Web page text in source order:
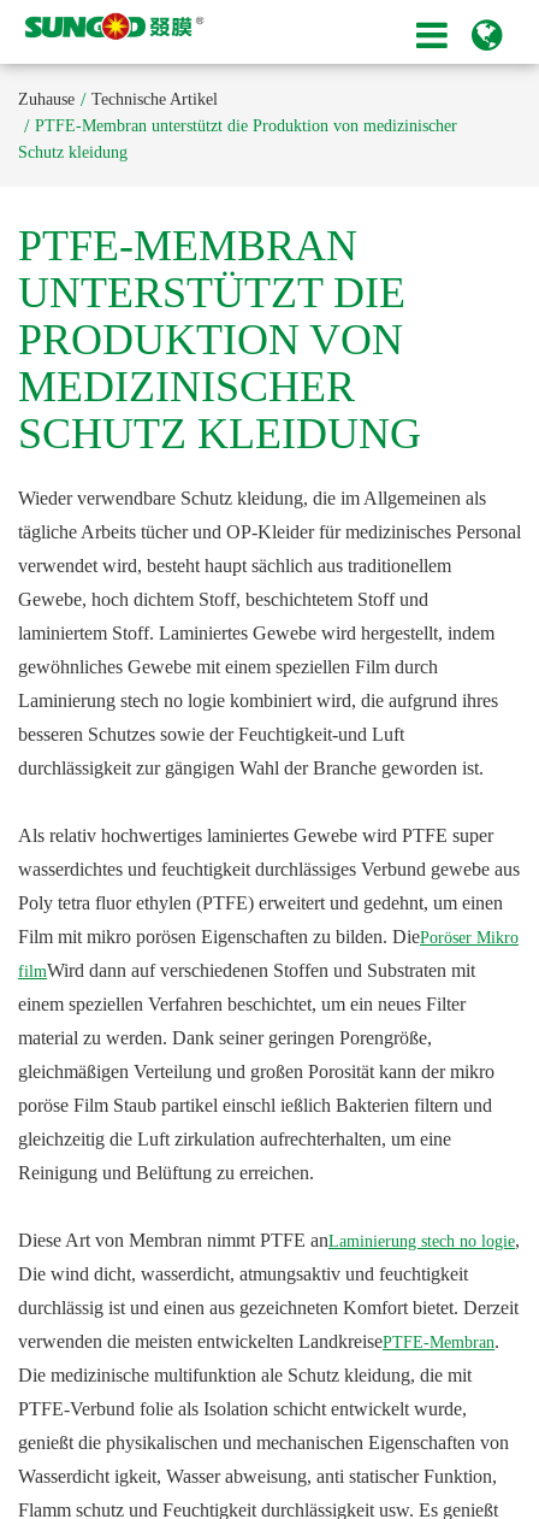
Zuhause
Technische Artikel
PTFE-Membran unterstützt die Produktion von medizinischer
Schutz kleidung
PTFE-MEMBRAN
UNTERSTÜTZT DIE
PRODUKTION VON
MEDIZINISCHER
SCHUTZ KLEIDUNG
Wieder verwendbare Schutz kleidung, die im Allgemeinen als
tägliche Arbeits tücher und OP-Kleider für medizinisches Personal
verwendet wird, besteht haupt sächlich aus traditionellem
Gewebe, hoch dichtem Stoff, beschichtetem Stoff und
laminiertem Stoff. Laminiertes Gewebe wird hergestellt, indem
gewöhnliches Gewebe mit einem speziellen Film durch
Laminierung stech no logie kombiniert wird, die aufgrund ihres
besseren Schutzes sowie der Feuchtigkeit-und Luft
durchlässigkeit zur gängigen Wahl der Branche geworden ist.
Als relativ hochwertiges laminiertes Gewebe wird PTFE super
wasserdichtes und feuchtigkeit durchlässiges Verbund gewebe aus
Poly tetra fluor ethylen (PTFE) erweitert und gedehnt, um einen
Film mit mikro porösen Eigenschaften zu bilden. DiePoröser Mikro
filmWird dann auf verschiedenen Stoffen und Substraten mit
einem speziellen Verfahren beschichtet, um ein neues Filter
material zu werden. Dank seiner geringen Porengröße,
gleichmäßigen Verteilung und großen Porosität kann der mikro
poröse Film Staub partikel einschl ießlich Bakterien filtern und
gleichzeitig die Luft zirkulation aufrechterhalten, um eine
Reinigung und Belüftung zu erreichen.
Diese Art von Membran nimmt PTFE anLaminierung stech no logie,
Die wind dicht, wasserdicht, atmungsaktiv und feuchtigkeit
durchlässig ist und einen aus gezeichneten Komfort bietet. Derzeit
verwenden die meisten entwickelten LandkreisePTFE-Membran.
Die medizinische multifunktion ale Schutz kleidung, die mit
PTFE-Verbund folie als Isolation schicht entwickelt wurde,
genießt die physikalischen und mechanischen Eigenschaften von
Wasserdicht igkeit, Wasser abweisung, anti statischer Funktion,
Flamm schutz und Feuchtigkeit durchlässigkeit usw. Es genießt